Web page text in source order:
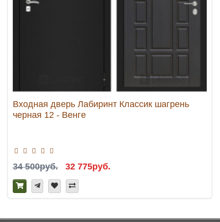
Входная дверь Лабиринт Классик шагрень
черная 12 - Венге
34 500руб. 32 775руб.